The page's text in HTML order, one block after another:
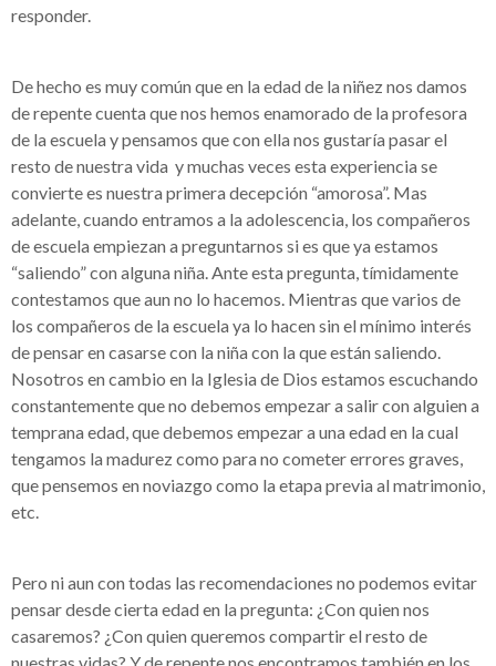
responder.
De hecho es muy común que en la edad de la niñez nos damos
de repente cuenta que nos hemos enamorado de la profesora
de la escuela y pensamos que con ella nos gustaría pasar el
resto de nuestra vida y muchas veces esta experiencia se
convierte es nuestra primera decepción “amorosa”. Mas
adelante, cuando entramos a la adolescencia, los compañeros
de escuela empiezan a preguntarnos si es que ya estamos
“saliendo” con alguna niña. Ante esta pregunta, tímidamente
contestamos que aun no lo hacemos. Mientras que varios de
los compañeros de la escuela ya lo hacen sin el mínimo interés
de pensar en casarse con la niña con la que están saliendo.
Nosotros en cambio en la Iglesia de Dios estamos escuchando
constantemente que no debemos empezar a salir con alguien a
temprana edad, que debemos empezar a una edad en la cual
tengamos la madurez como para no cometer errores graves,
que pensemos en noviazgo como la etapa previa al matrimonio,
etc.
Pero ni aun con todas las recomendaciones no podemos evitar
pensar desde cierta edad en la pregunta: ¿Con quien nos
casaremos? ¿Con quien queremos compartir el resto de